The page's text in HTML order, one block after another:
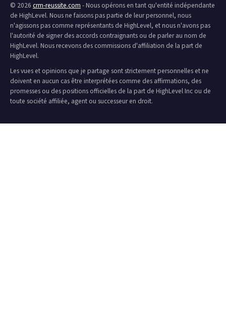
© 2026 crm-reussite.com - Nous opérons en tant qu'entité indépendante
de HighLevel. Nous ne faisons pas partie de leur personnel, nous
n'agissons pas comme représentants de HighLevel, et nous n'avons pas
l'autorité de signer des accords contraignants ou de parler au nom de
HighLevel. Nous recevons des commissions d'affiliation de la part de
HighLevel.
Les vues et opinions que je partage sont strictement personnelles et ne
doivent en aucun cas être interprétées comme des affirmations, des
promesses ou des positions officielles de la part de HighLevel Inc ou de
toute société affiliée, agent ou successeur en droit.